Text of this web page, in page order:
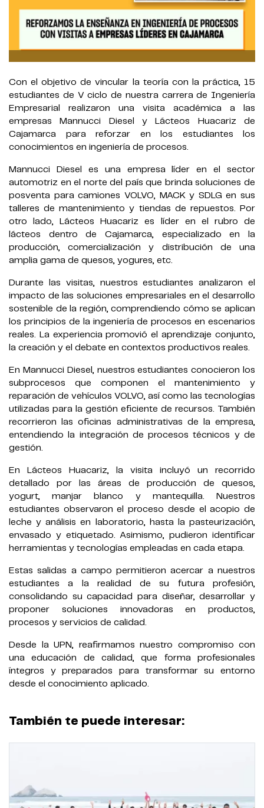
Con el objetivo de vincular la teoría con la práctica, 15
estudiantes de V ciclo de nuestra carrera de Ingeniería
Empresarial realizaron una visita académica a las
empresas Mannucci Diesel y Lácteos Huacariz de
Cajamarca para reforzar en los estudiantes los
conocimientos en ingeniería de procesos.
Mannucci Diesel es una empresa líder en el sector
automotriz en el norte del país que brinda soluciones de
posventa para camiones VOLVO, MACK y SDLG en sus
talleres de mantenimiento y tiendas de repuestos. Por
otro lado, Lácteos Huacariz es líder en el rubro de
lácteos dentro de Cajamarca, especializado en la
producción, comercialización y distribución de una
amplia gama de quesos, yogures, etc.
Durante las visitas, nuestros estudiantes analizaron el
impacto de las soluciones empresariales en el desarrollo
sostenible de la región, comprendiendo cómo se aplican
los principios de la ingeniería de procesos en escenarios
reales. La experiencia promovió el aprendizaje conjunto,
la creación y el debate en contextos productivos reales.
En Mannucci Diesel, nuestros estudiantes conocieron los
subprocesos que componen el mantenimiento y
reparación de vehículos VOLVO, así como las tecnologías
utilizadas para la gestión eficiente de recursos. También
recorrieron las oficinas administrativas de la empresa,
entendiendo la integración de procesos técnicos y de
gestión.
En Lácteos Huacariz, la visita incluyó un recorrido
detallado por las áreas de producción de quesos,
yogurt, manjar blanco y mantequilla. Nuestros
estudiantes observaron el proceso desde el acopio de
leche y análisis en laboratorio, hasta la pasteurización,
envasado y etiquetado. Asimismo, pudieron identificar
herramientas y tecnologías empleadas en cada etapa.
Estas salidas a campo permitieron acercar a nuestros
estudiantes a la realidad de su futura profesión,
consolidando su capacidad para diseñar, desarrollar y
proponer soluciones innovadoras en productos,
procesos y servicios de calidad.
Desde la UPN, reafirmamos nuestro compromiso con
una educación de calidad, que forma profesionales
íntegros y preparados para transformar su entorno
desde el conocimiento aplicado.
También te puede interesar: